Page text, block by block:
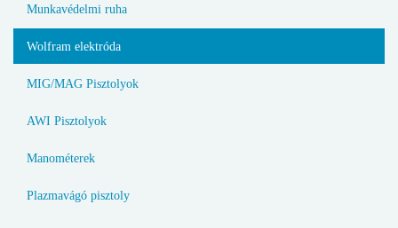
Munkavédelmi ruha
Wolfram elektróda
MIG/MAG Pisztolyok
AWI Pisztolyok
Manométerek
Plazmavágó pisztoly